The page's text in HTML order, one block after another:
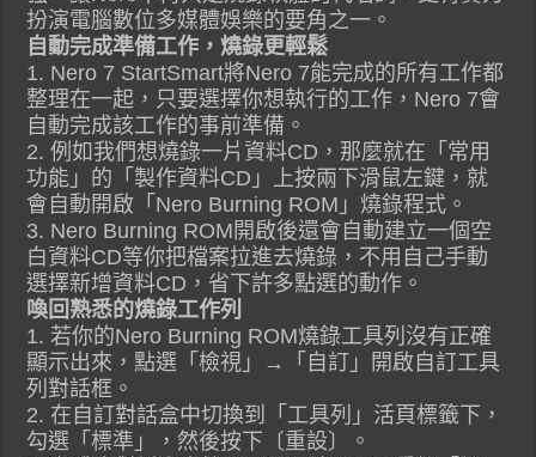
扮演電腦數位多媒體娛樂的要角之一。
自動完成準備工作，燒錄更輕鬆
1. Nero 7 StartSmart將Nero 7能完成的所有工作都
整理在一起，只要選擇你想執行的工作，Nero 7會
自動完成該工作的事前準備。
2. 例如我們想燒錄一片資料CD，那麼就在「常用
功能」的「製作資料CD」上按兩下滑鼠左鍵，就
會自動開啟「Nero Burning ROM」燒錄程式。
3. Nero Burning ROM開啟後還會自動建立一個空
白資料CD等你把檔案拉進去燒錄，不用自己手動
選擇新增資料CD，省下許多點選的動作。
喚回熟悉的燒錄工作列
1. 若你的Nero Burning ROM燒錄工具列沒有正確
顯示出來，點選「檢視」→「自訂」開啟自訂工具
列對話框。
2. 在自訂對話盒中切換到「工具列」活頁標籤下，
勾選「標準」，然後按下〔重設〕。